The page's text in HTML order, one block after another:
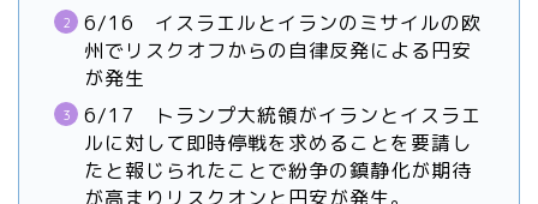
6/16 イスラエルとイランのミサイルの欧
州でリスクオフからの自律反発による円安
が発生
6/17 トランプ大統領がイランとイスラエ
ルに対して即時停戦を求めることを要請し
たと報じられたことで紛争の鎮静化が期待
が高まりリスクオンと円安が発生。